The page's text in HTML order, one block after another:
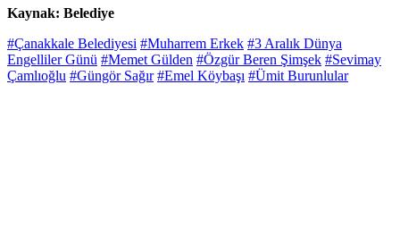
Kaynak: Belediye
#Çanakkale Belediyesi #Muharrem Erkek #3 Aralık Dünya
Engelliler Günü #Memet Gülden #Özgür Beren Şimşek #Sevimay
Çamlıoğlu #Güngör Sağır #Emel Köybaşı #Ümit Burunlular